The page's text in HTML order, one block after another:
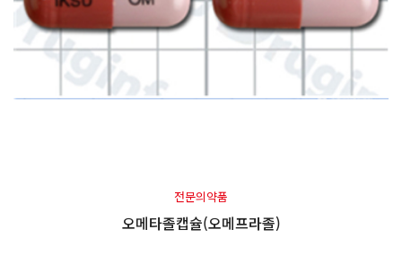
전문의약품
오메타졸캡슐(오메프라졸)